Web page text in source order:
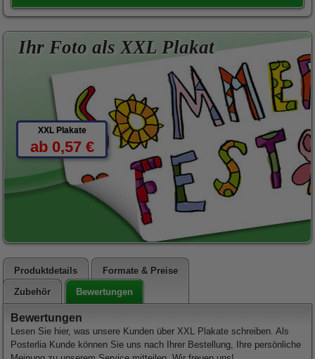
Ihr Foto als XXL Plakat
XXL Plakate
ab 0,57 €
Produktdetails Formate & Preise
Bewertungen
Lesen Sie hier, was unsere Kunden über XXL Plakate schreiben. Als
Posterlia Kunde können Sie uns nach Ihrer Bestellung, Ihre persönliche